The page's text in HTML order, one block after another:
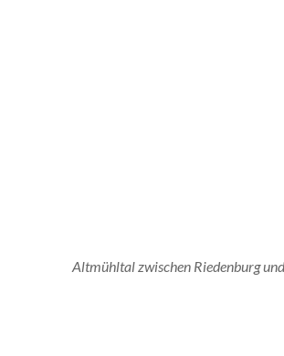
Altmühltal zwischen Riedenburg